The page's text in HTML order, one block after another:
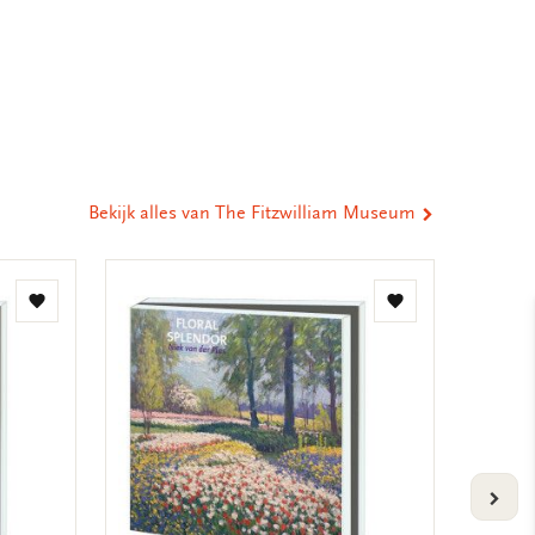
Bekijk alles van The Fitzwilliam Museum
Toevoegen
Toevoegen